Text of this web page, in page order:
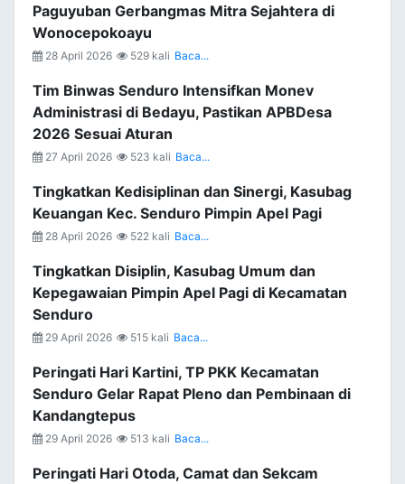
Paguyuban Gerbangmas Mitra Sejahtera di
Wonocepokoayu
28 April 2026 529 kali Baca...
Tim Binwas Senduro Intensifkan Monev
Administrasi di Bedayu, Pastikan APBDesa
2026 Sesuai Aturan
27 April 2026 523 kali Baca...
Tingkatkan Kedisiplinan dan Sinergi, Kasubag
Keuangan Kec. Senduro Pimpin Apel Pagi
28 April 2026 522 kali Baca...
Tingkatkan Disiplin, Kasubag Umum dan
Kepegawaian Pimpin Apel Pagi di Kecamatan
Senduro
29 April 2026 515 kali Baca...
Peringati Hari Kartini, TP PKK Kecamatan
Senduro Gelar Rapat Pleno dan Pembinaan di
Kandangtepus
29 April 2026 513 kali Baca...
Peringati Hari Otoda, Camat dan Sekcam